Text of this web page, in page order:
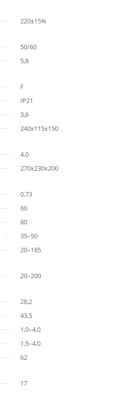
220±15%
50/60
5,8
F
IP21
3,6
240х115х150
4,0
270х230х200
0,73
60
80
35–50
20–185
20–200
28,2
43,5
1,0–4,0
1,5–4,0
62
17